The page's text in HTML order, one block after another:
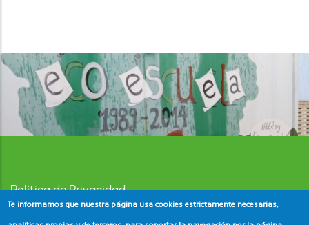
Política de Privacidad
Aviso Legal
Te informamos que nuestra página usa cookies estrictamente necesarias,